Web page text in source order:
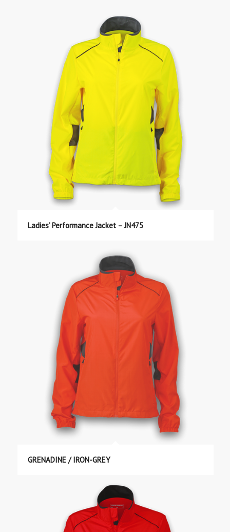
Ladies’ Performance Jacket – JN475
GRENADINE / IRON-GREY